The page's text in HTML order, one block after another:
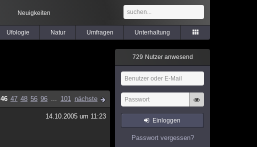
Neuigkeiten
Ufologie Natur Umfragen Unterhaltung
46 47 48 56 96 ... 101 nächste
14.10.2005 um 11:23
729 Nutzer anwesend
Einloggen
Passwort vergessen?